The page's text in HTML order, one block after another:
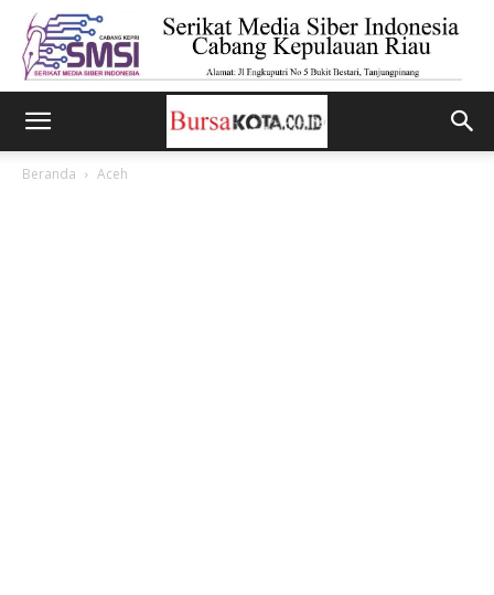
Beranda Aceh